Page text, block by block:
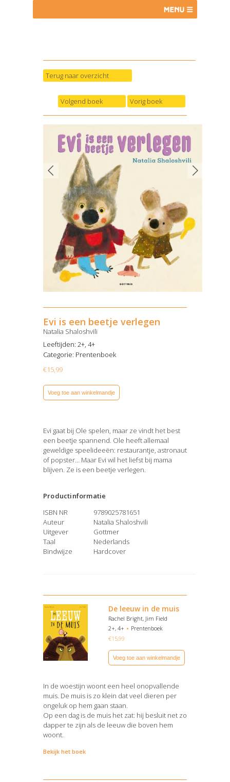
Terug naar overzicht
Volgend boek Vorig boek
Evi is een beetje verlegen
Natalia Shaloshvili
Leeftijden: 2+, 4+
Categorie: Prentenboek
€15,99
Voeg toe aan winkelmandje
Evi gaat bij Ole spelen, maar ze vindt het best
een beetje spannend. Ole heeft allemaal
geweldige speelideeën: restaurantje, astronaut
of popster… Maar Evi wil het liefst bij mama
blijven. Ze is een beetje verlegen.
Productinformatie
ISBN NR
9789025781651
Auteur
Natalia Shaloshvili
Uitgever
Gottmer
Taal
Nederlands
Bindwijze
Hardcover
De leeuw in de muis
Rachel Bright, Jim Field
2+, 4+
Prentenboek
€15,99
Voeg toe aan winkelmandje
In de woestijn woont een heel onopvallende
muis. De muis is zo klein dat veel dieren per
ongeluk op hem gaan staan.
Op een dag is de muis het zat: hij besluit net zo
dapper te zijn als de leeuw die boven hem
woont.
Bekijk het boek